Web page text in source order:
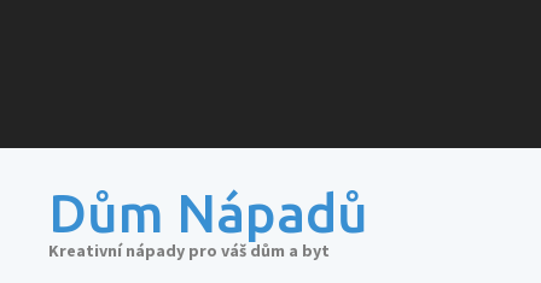
Dům Nápadů
Kreativní nápady pro váš dům a byt